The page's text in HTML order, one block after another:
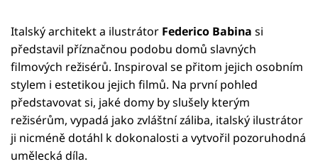
Italský architekt a ilustrátor Federico Babina si
představil příznačnou podobu domů slavných
filmových režisérů. Inspiroval se přitom jejich osobním
stylem i estetikou jejich filmů. Na první pohled
představovat si, jaké domy by slušely kterým
režisérům, vypadá jako zvláštní záliba, italský ilustrátor
ji nicméně dotáhl k dokonalosti a vytvořil pozoruhodná
umělecká díla.